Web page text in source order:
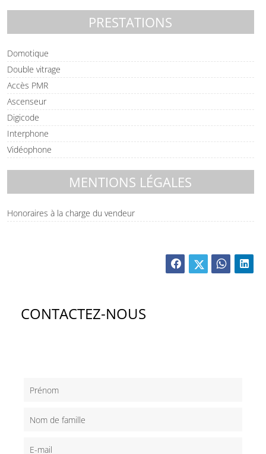
PRESTATIONS
Domotique
Double vitrage
Accès PMR
Ascenseur
Digicode
Interphone
Vidéophone
MENTIONS LÉGALES
Honoraires à la charge du vendeur
CONTACTEZ-NOUS